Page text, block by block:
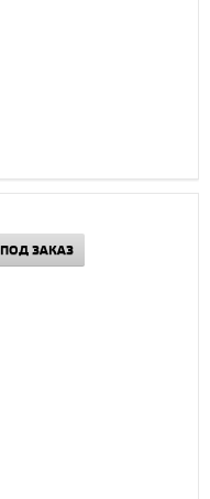
ПОД ЗАКАЗ